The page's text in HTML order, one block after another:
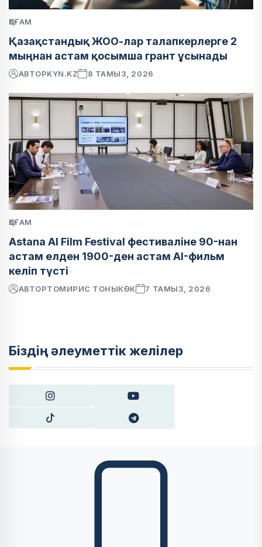
ҚОҒАМ
Қазақстандық ЖОО-лар талапкерлерге 2
мыңнан астам қосымша грант ұсынады
АВТОРKYN.KZ 8 ТАМЫЗ, 2026
ҚОҒАМ
Astana AI Film Festival фестиваліне 90-нан
астам елден 1900-ден астам AI-фильм
келіп түсті
АВТОРТОМИРИС ТОНЫКӨК 7 ТАМЫЗ, 2026
Біздің әлеуметтік желілер